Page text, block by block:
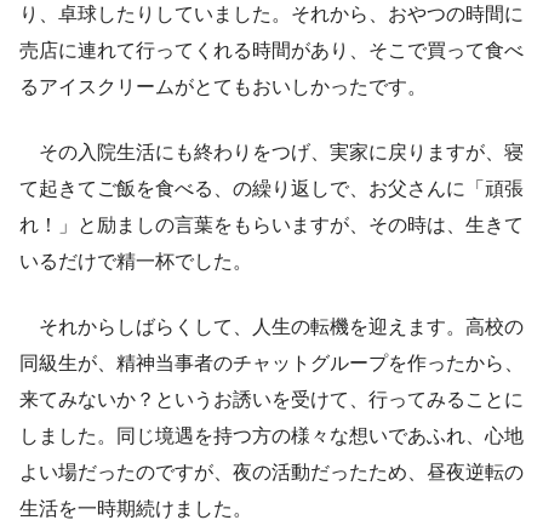
り、卓球したりしていました。それから、おやつの時間に
売店に連れて行ってくれる時間があり、そこで買って食べ
るアイスクリームがとてもおいしかったです。
その入院生活にも終わりをつげ、実家に戻りますが、寝
て起きてご飯を食べる、の繰り返しで、お父さんに「頑張
れ！」と励ましの言葉をもらいますが、その時は、生きて
いるだけで精一杯でした。
それからしばらくして、人生の転機を迎えます。高校の
同級生が、精神当事者のチャットグループを作ったから、
来てみないか？というお誘いを受けて、行ってみることに
しました。同じ境遇を持つ方の様々な想いであふれ、心地
よい場だったのですが、夜の活動だったため、昼夜逆転の
生活を一時期続けました。